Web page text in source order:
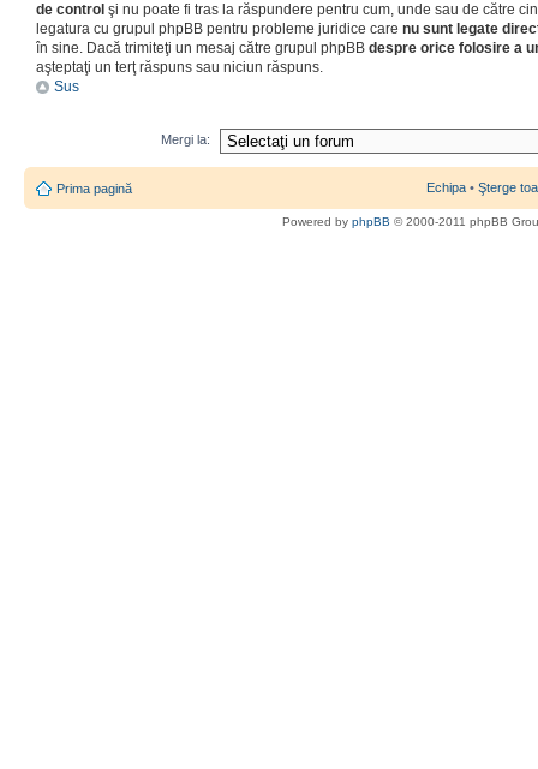
de control şi nu poate fi tras la răspundere pentru cum, unde sau de către
legatura cu grupul phpBB pentru probleme juridice care nu sunt legate
în sine. Dacă trimiteţi un mesaj către grupul phpBB despre orice folosire a
aşteptaţi un terţ răspuns sau niciun răspuns.
Sus
Mergi la:
Prima pagină Echipa • Şterge
Powered by phpBB © 2000-2011 phpBB